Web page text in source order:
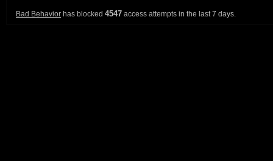
Bad Behavior has blocked 4547 access attempts in the last 7 days.